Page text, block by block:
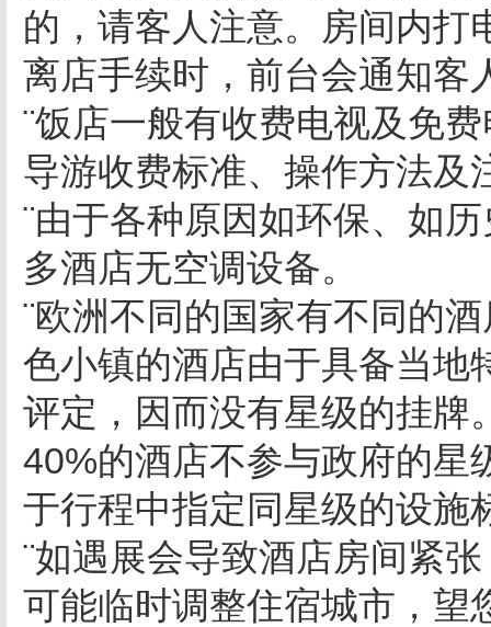
的，请客人注意。房间内打
离店手续时，前台会通知客
¨饭店一般有收费电视及免
导游收费标准、操作方法及
¨由于各种原因如环保、如
多酒店无空调设备。
¨欧洲不同的国家有不同的
色小镇的酒店由于具备当地
评定，因而没有星级的挂牌
40%的酒店不参与政府的星
于行程中指定同星级的设施
¨如遇展会导致酒店房间紧
可能临时调整住宿城市，望